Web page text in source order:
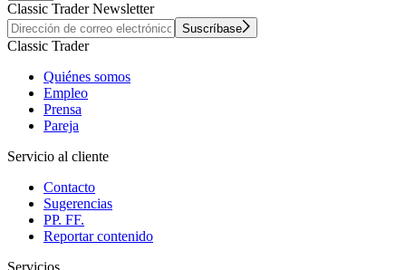
Classic Trader Newsletter
Suscríbase
Classic Trader
Quiénes somos
Empleo
Prensa
Pareja
Servicio al cliente
Contacto
Sugerencias
PP. FF.
Reportar contenido